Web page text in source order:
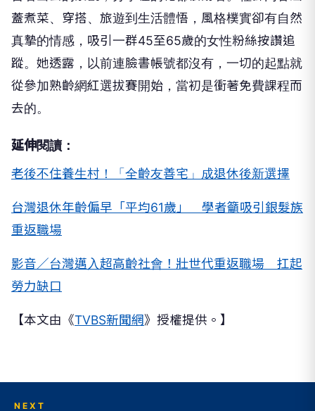
蓋煮菜、穿搭、旅遊到生活體悟，風格樸實卻有自然
真摯的情感，吸引一群45至65歲的女性粉絲按讚追
蹤。她透露，以前連臉書帳號都沒有，一切的起點就
從參加熟齡網紅選拔賽開始，當初是衝著免費課程而
去的。
延伸閱讀：
老後不住養生村！「全齡友善宅」成退休後新選擇
台灣退休年齡偏早「平均61歲」 學者籲吸引銀髮族
重返職場
影音／台灣邁入超高齡社會！壯世代重返職場 扛起
勞力缺口
【本文由《TVBS新聞網》授權提供。】
NEXT